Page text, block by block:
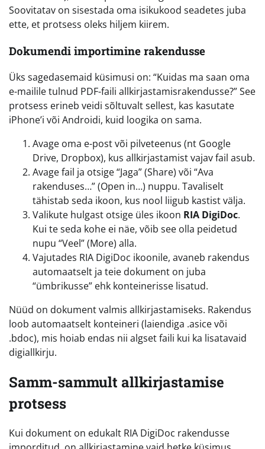
Soovitatav on sisestada oma isikukood seadetes juba
ette, et protsess oleks hiljem kiirem.
Dokumendi importimine rakendusse
Üks sagedasemaid küsimusi on: “Kuidas ma saan oma
e-mailile tulnud PDF-faili allkirjastamisrakendusse?” See
protsess erineb veidi sõltuvalt sellest, kas kasutate
iPhone’i või Androidi, kuid loogika on sama.
Avage oma e-post või pilveteenus (nt Google
Drive, Dropbox), kus allkirjastamist vajav fail asub.
Avage fail ja otsige “Jaga” (Share) või “Ava
rakenduses…” (Open in…) nuppu. Tavaliselt
tähistab seda ikoon, kus nool liigub kastist välja.
Valikute hulgast otsige üles ikoon RIA DigiDoc.
Kui te seda kohe ei näe, võib see olla peidetud
nupu “Veel” (More) alla.
Vajutades RIA DigiDoc ikoonile, avaneb rakendus
automaatselt ja teie dokument on juba
“ümbrikusse” ehk konteinerisse lisatud.
Nüüd on dokument valmis allkirjastamiseks. Rakendus
loob automaatselt konteineri (laiendiga .asice või
.bdoc), mis hoiab endas nii algset faili kui ka lisatavaid
digiallkirju.
Samm-sammult allkirjastamise
protsess
Kui dokument on edukalt RIA DigiDoc rakendusse